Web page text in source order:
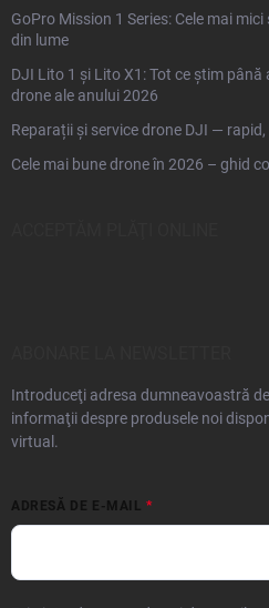
GoPro Mission 1 Series: Cele mai
din lume
DJI Lito 1 și Lito X1: Tot ce știm
drone ale anului 2026
Reparații și service drone DJI —
Cele mai bune drone în 2026 – ghid
Introduceţi adresa dumneavoastră
informaţii despre produsele noi
virtual.
ADRESĂ DE E-MAIL